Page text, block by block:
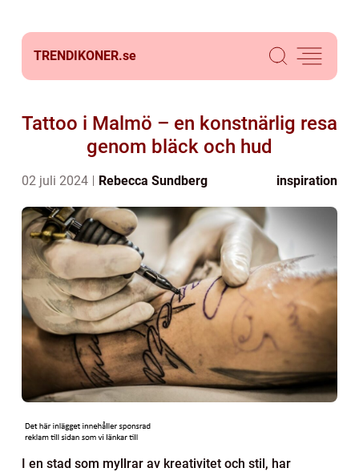
TRENDIKONER.se
Tattoo i Malmö – en konstnärlig resa
genom bläck och hud
02 juli 2024 Rebecca Sundberg inspiration
I en stad som myllrar av kreativitet och stil, har